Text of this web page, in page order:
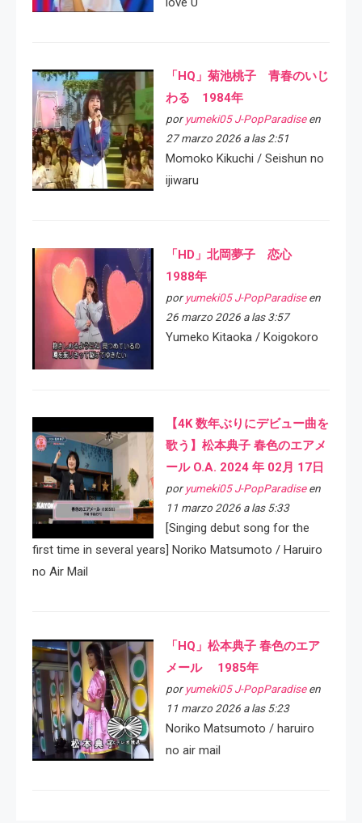
「HQ」菊池桃子 青春のいじ
わる 1984年
por yumeki05 J-PopParadiseen
27 marzo 2026 a las 2:51
Momoko Kikuchi / Seishun no
ijiwaru
「HD」北岡夢子 恋心
1988年
por yumeki05 J-PopParadiseen
26 marzo 2026 a las 3:57
Yumeko Kitaoka / Koigokoro
【4K 数年ぶりにデビュー曲を
歌う】松本典子 春色のエアメ
ール O.A. 2024 年 02月 17日
por yumeki05 J-PopParadiseen
11 marzo 2026 a las 5:33
[Singing debut song for the
first time in several years] Noriko Matsumoto / Haruiro
no Air Mail
「HQ」松本典子 春色のエア
メール 1985年
por yumeki05 J-PopParadiseen
11 marzo 2026 a las 5:23
Noriko Matsumoto / haruiro
no air mail